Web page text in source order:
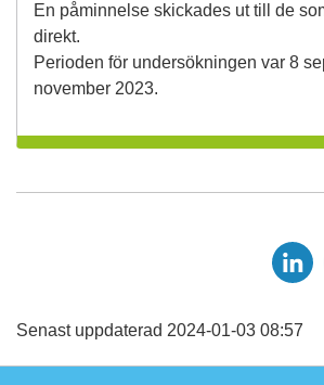
En påminnelse skickades ut till de
direkt.
Perioden för undersökningen var 8
november 2023.
e
Senast uppdaterad 2024-01-03 08:57